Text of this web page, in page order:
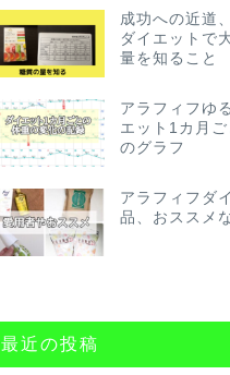
成功への近道
ダイエットで
量を知ること
アラフィフゆ
エット1カ月
のグラフ
アラフィフダ
品、おススメ
最近の投稿